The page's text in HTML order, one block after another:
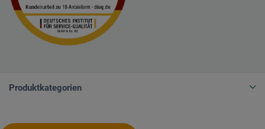
Produktkategorien